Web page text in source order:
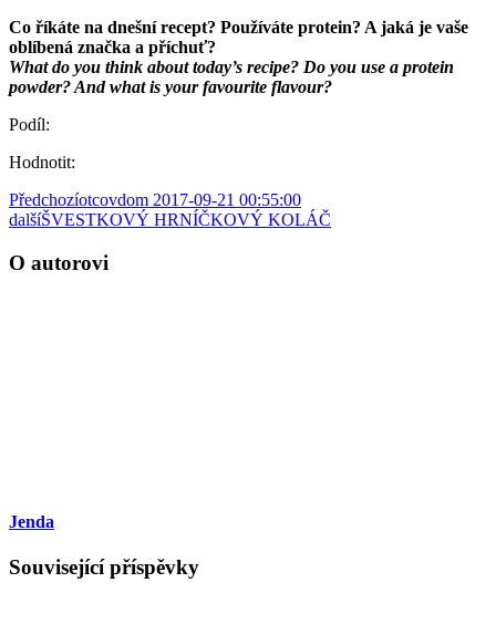
Co říkáte na dnešní recept? Používáte protein? A jaká je vaše
oblíbená značka a příchuť?
What do you think about today’s recipe? Do you use a protein
powder? And what is your favourite flavour?
Podíl:
Hodnotit:
Předchozíotcovdom 2017-09-21 00:55:00
dalšíŠVESTKOVÝ HRNÍČKOVÝ KOLÁČ
O autorovi
Jenda
Související příspěvky